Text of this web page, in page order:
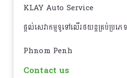
KLAY Auto Service
ផ្តល់សេវាកម្មទូទៅលើរថយន្តគ្រប់ប្រភេទ
Phnom Penh
Contact us